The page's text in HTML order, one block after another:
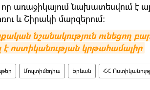
առաջիկայում նախատեսվում է
և Շիրակի մարզերում։
նշանակություն ունեցող
է ոստիկանության կրթահամալիր
Մուլտիմեդիա Երևան ՀՀ